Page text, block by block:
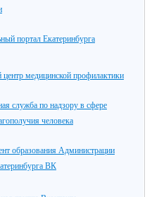
портал Екатеринбурга
центр медицинской профилактики
служба по надзору в сфере
человека
образования Администрации
ВК